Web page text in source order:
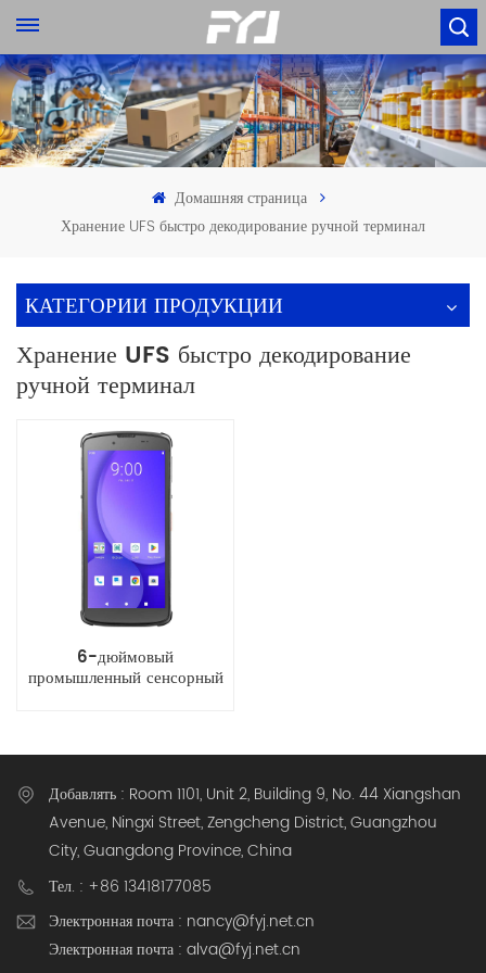
Домашняя страница
Хранение UFS быстро декодирование ручной терминал
КАТЕГОРИИ ПРОДУКЦИИ
Хранение UFS быстро декодирование
ручной терминал
6-дюймовый
промышленный сенсорный
Добавлять : Room 1101, Unit 2, Building 9, No. 44 Xiangshan
Avenue, Ningxi Street, Zengcheng District, Guangzhou
City, Guangdong Province, China
Тел. : +86 13418177085
Электронная почта : nancy@fyj.net.cn
Электронная почта : alva@fyj.net.cn